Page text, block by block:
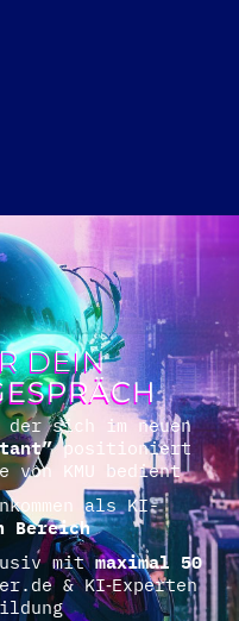
DEIN
sich im neuen
positioniert
von KMU bedient
als KI-
Bereich
mitmaximal 50
& KI‑Experten